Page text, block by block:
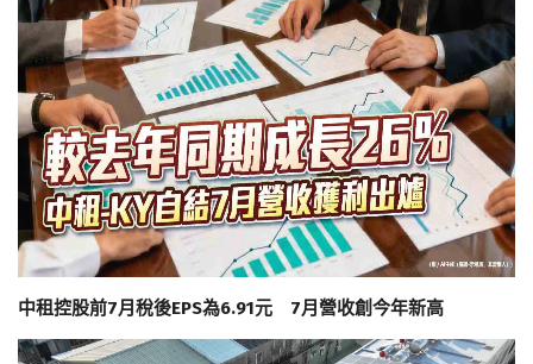
中租控股前7月稅後EPS為6.91元 7月營收創今年新高